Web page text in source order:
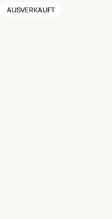
AUSVERKAUFT